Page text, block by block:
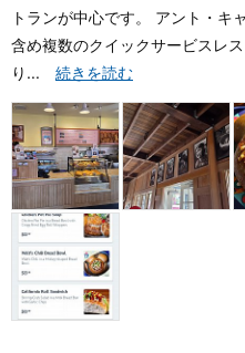
トランが中心です。 アント・キ
含め複数のクイックサービスレ
り... 続きを読む